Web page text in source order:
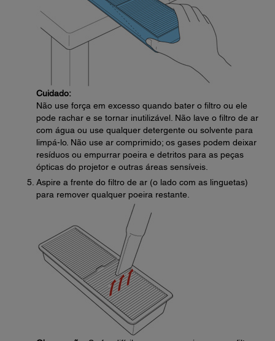
Cuidado:
Não use força em excesso quando bater o filtro ou ele
pode rachar e se tornar inutilizável. Não lave o filtro de ar
com água ou use qualquer detergente ou solvente para
limpá-lo. Não use ar comprimido; os gases podem deixar
resíduos ou empurrar poeira e detritos para as peças
ópticas do projetor e outras áreas sensíveis.
Aspire a frente do filtro de ar (o lado com as linguetas)
para remover qualquer poeira restante.